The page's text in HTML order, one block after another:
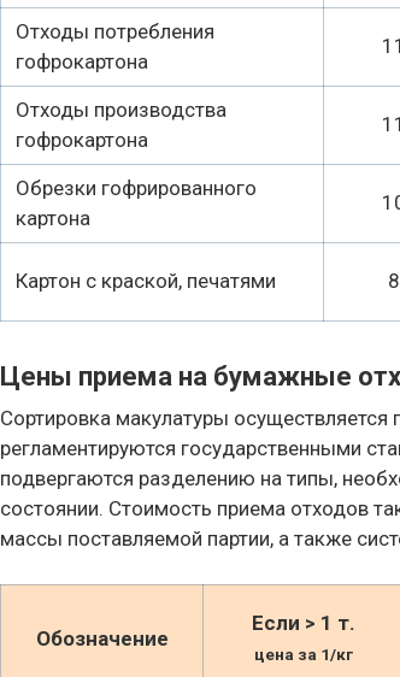
Отходы потребления
гофрокартона
Отходы производства
гофрокартона
Обрезки гофрированного
картона
Картон с краской, печатями
Цены приема на бумажные
Сортировка макулатуры
регламентируются государственными
подвергаются разделению на типы,
состоянии. Стоимость приема отходов
массы поставляемой партии, а также
Обозначение
Если > 1 т.
цена за 1/кг